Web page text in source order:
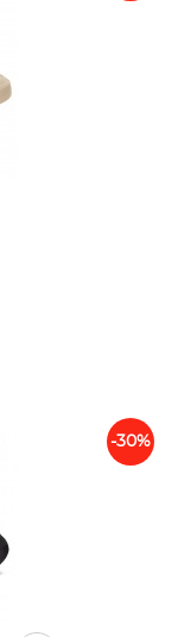
-30%